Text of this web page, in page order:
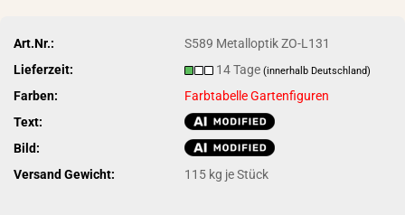
Art.Nr.:
S589 Metalloptik ZO-L131
Lieferzeit:
14 Tage(innerhalb Deutschland)
Farben:
Farbtabelle Gartenfiguren
Text:
Bild:
Versand Gewicht:
115 kg je Stück